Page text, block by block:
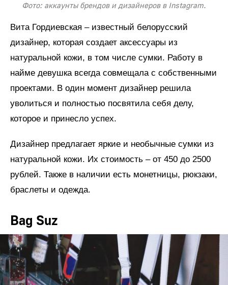
Фото: аккаунты брендов и дизайнеров в Instagram.
Вита Гордиевская – известный белорусский
дизайнер, которая создает аксессуары из
натуральной кожи, в том числе сумки. Работу в
найме девушка всегда совмещала с собственными
проектами. В один момент дизайнер решила
уволиться и полностью посвятила себя делу,
которое и принесло успех.
Дизайнер предлагает яркие и необычные сумки из
натуральной кожи. Их стоимость – от 450 до 2500
рублей. Также в наличии есть монетницы, рюкзаки,
браслеты и одежда.
Bag Suz